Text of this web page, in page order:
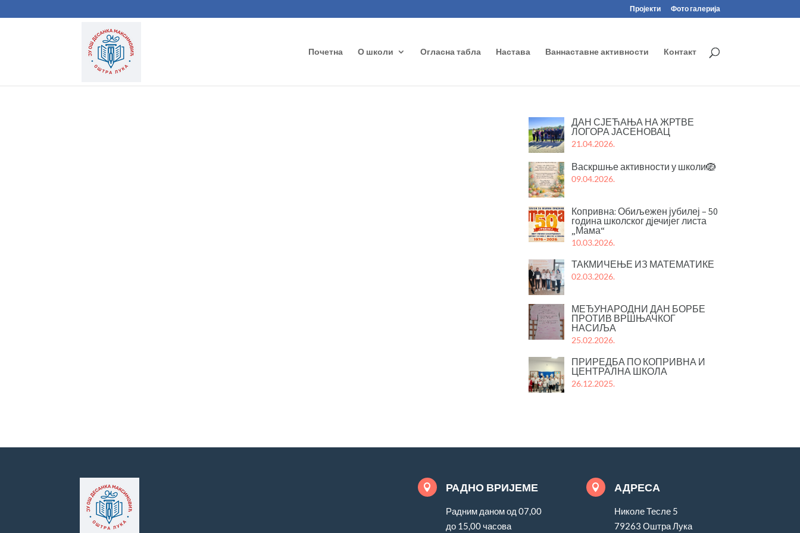
Пројекти Фото галерија
Почетна О школи Огласна табла Настава Ваннаставне активности Контакт
ДАН СЈЕЋАЊА НА ЖРТВЕ
ЛОГОРА ЈАСЕНОВАЦ
21.04.2026.
Васкршње активности у школи🪺
09.04.2026.
Копривна: Обиљежен јубилеј – 50
година школског дјечијег листа
„Мама“
10.03.2026.
ТАКМИЧЕЊЕ ИЗ МАТЕМАТИКЕ
02.03.2026.
МЕЂУНАРОДНИ ДАН БОРБЕ
ПРОТИВ ВРШЊАЧКОГ
НАСИЉА
25.02.2026.
ПРИРЕДБА ПО КОПРИВНА И
ЦЕНТРАЛНА ШКОЛА
26.12.2025.
 РАДНО ВРИЈЕМЕ
Радним даном од 07,00
до 15,00 часова
 АДРЕСА
Николе Тесле 5
79263 Оштра Лука